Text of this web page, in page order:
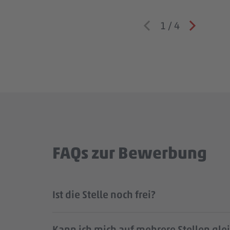
1 / 4
FAQs zur Bewerbung
Ist die Stelle noch frei?